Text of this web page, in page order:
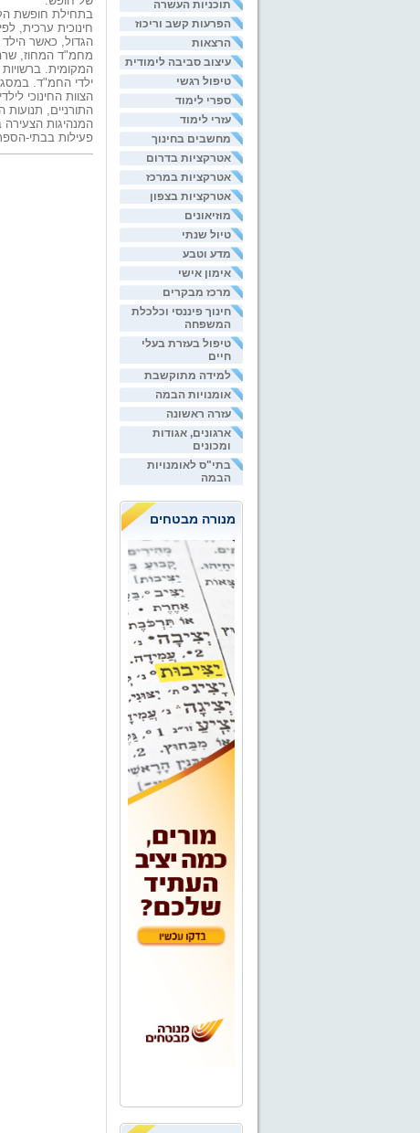
תוכניות העשרה
הפרעות קשב וריכוז
הרצאות
עיצוב סביבה לימודית
טיפול רגשי
ספרי לימוד
עזרי לימוד
מחשבים בחינוך
אטרקציות בדרום
אטרקציות במרכז
אטרקציות בצפון
מוזיאונים
טיול שנתי
מדע וטבע
אימון אישי
מרכז מבקרים
חינוך פיננסי וכלכלת
המשפחה
טיפול בעזרת בעלי
חיים
למידה מתוקשבת
אומנויות הבמה
עזרה ראשונה
ארגונים, אגודות
ומכונים
בתי"ס לאומנויות
הבמה
מנורה מבטחים
בתחילת חופשת
חינוכית ערכית,
הגדול, כאשר
מחמ"ד המחוז,
המקומית.
ילדי החמ"ד.
הצוות החינוכי
התורניים, תנועות
המנהיגות
פעילות בבתי-